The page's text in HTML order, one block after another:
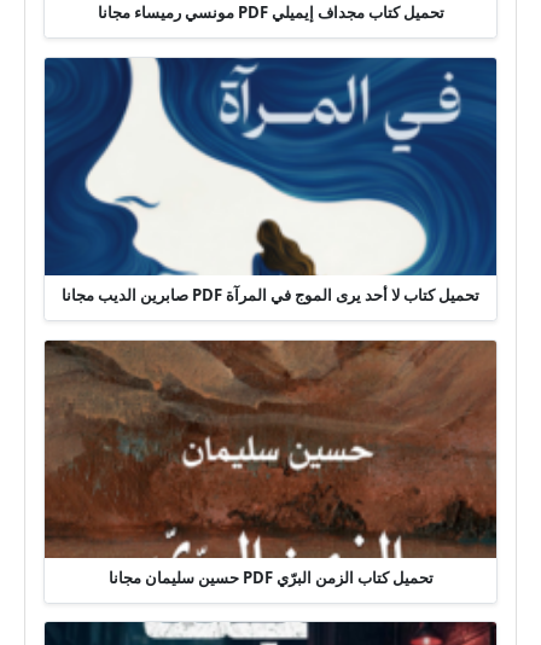
تحميل كتاب مجداف إيميلي PDF مونسي رميساء مجانا
تحميل كتاب لا أحد يرى الموج في المرآة PDF صابرين الديب مجانا
تحميل كتاب الزمن البرّي PDF حسين سليمان مجانا